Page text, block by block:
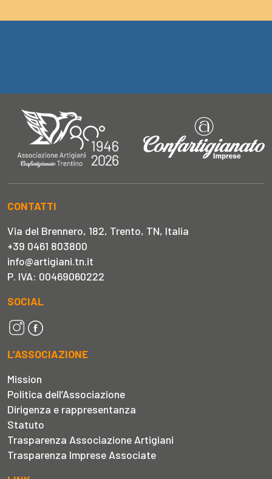
CONTATTI
Via del Brennero, 182, Trento, TN, Italia
+39 0461 803800
info@artigiani.tn.it
P. IVA: 00469060222
SOCIAL
L’ASSOCIAZIONE
Mission
Politica dell’Associazione
Dirigenza e rappresentanza
Statuto
Trasparenza Associazione Artigiani
Trasparenza Imprese Associate